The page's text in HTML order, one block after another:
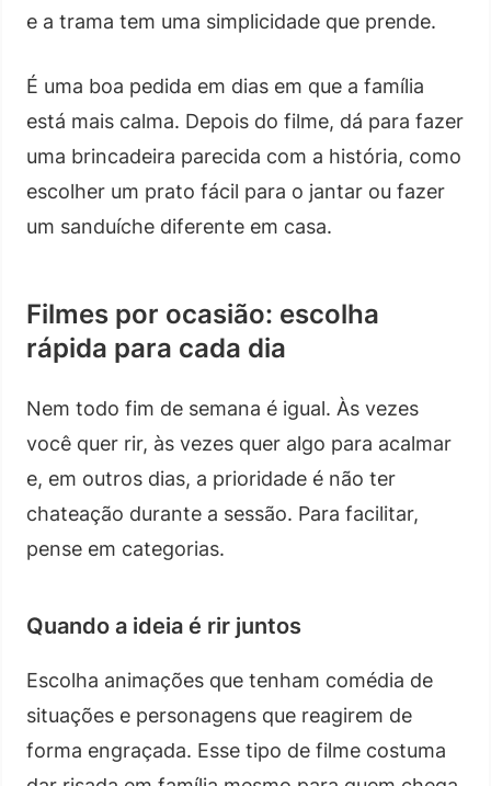
e a trama tem uma simplicidade que prende.
É uma boa pedida em dias em que a família
está mais calma. Depois do filme, dá para fazer
uma brincadeira parecida com a história, como
escolher um prato fácil para o jantar ou fazer
um sanduíche diferente em casa.
Filmes por ocasião: escolha
rápida para cada dia
Nem todo fim de semana é igual. Às vezes
você quer rir, às vezes quer algo para acalmar
e, em outros dias, a prioridade é não ter
chateação durante a sessão. Para facilitar,
pense em categorias.
Quando a ideia é rir juntos
Escolha animações que tenham comédia de
situações e personagens que reagirem de
forma engraçada. Esse tipo de filme costuma